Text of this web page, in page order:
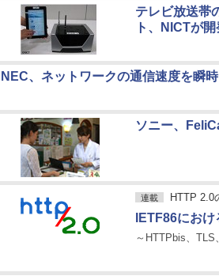
テレビ放送帯
ト、NICTが開
NEC、ネットワークの通信速度を瞬
ソニー、
連載 HTTP 2.0
IETF86にお
～HTTPbis、TLS